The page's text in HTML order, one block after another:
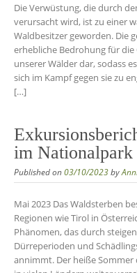
Die Verwüstung, die durch
verursacht wird, ist zu einer
Waldbesitzer geworden. Die
erhebliche Bedrohung für
unserer Wälder dar, sodass
sich im Kampf gegen sie zu
[…]
im
Published on03/10/2023by
Mai 2023 Das Waldsterben
Regionen wie Tirol in
Phänomen, das durch
Dürreperioden und
annimmt. Der heiße Sommer